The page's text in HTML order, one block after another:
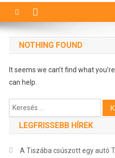
NOTHING FOUND
It seems we can’t find what
can help.
Keresés:
LEGFRISSEBB HÍREK
A Tiszába csúszott egy autó